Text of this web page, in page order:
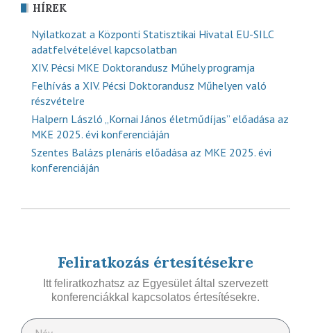
HÍREK
Nyilatkozat a Központi Statisztikai Hivatal EU-SILC
adatfelvételével kapcsolatban
XIV. Pécsi MKE Doktorandusz Műhely programja
Felhívás a XIV. Pécsi Doktorandusz Műhelyen való
részvételre
Halpern László „Kornai János életműdíjas” előadása az
MKE 2025. évi konferenciáján
Szentes Balázs plenáris előadása az MKE 2025. évi
konferenciáján
Feliratkozás értesítésekre
Itt feliratkozhatsz az Egyesület által szervezett
konferenciákkal kapcsolatos értesítésekre.